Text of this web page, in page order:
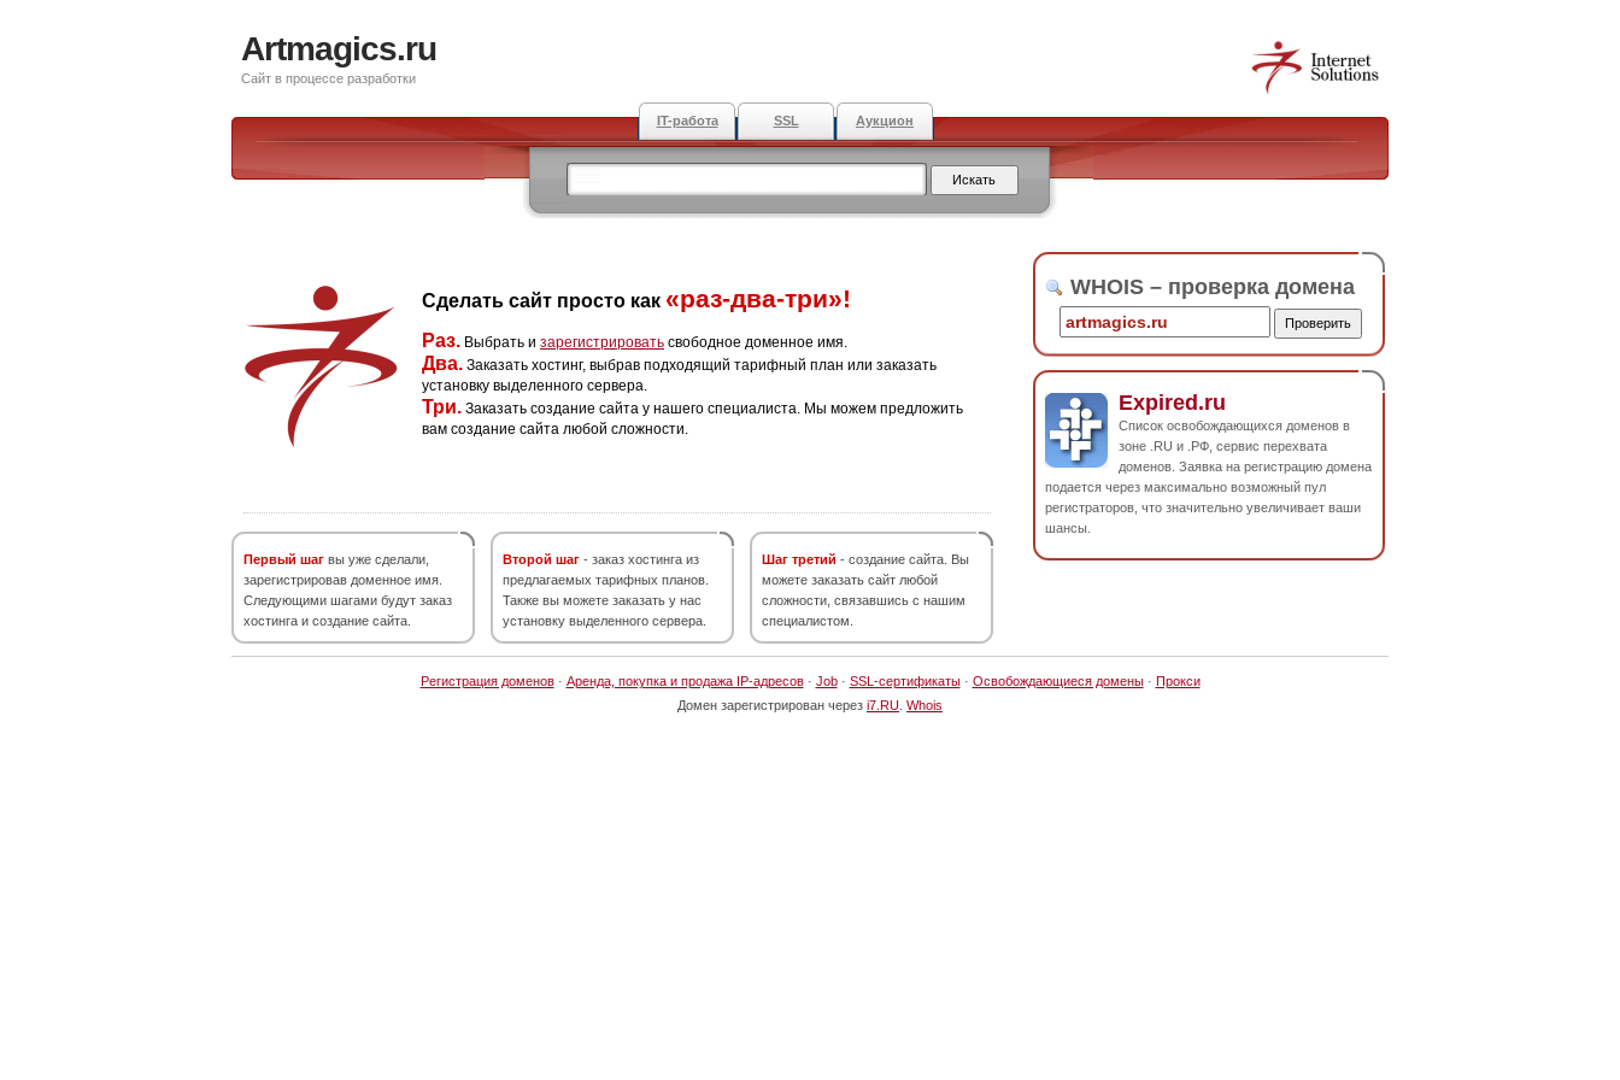
Artmagics.ru
Сайт в процессе разработки
IT-работа SSL Аукцион
Сделать сайт просто как «раз-два-три»!
Раз. Выбрать и зарегистрировать свободное доменное имя.
Два. Заказать хостинг, выбрав подходящий тарифный план или заказать
установку выделенного сервера.
Три. Заказать создание сайта у нашего специалиста. Мы можем предложить
вам создание сайта любой сложности.
Первый шаг вы уже сделали,
зарегистрировав доменное имя.
Следующими шагами будут заказ
хостинга и создание сайта.
Второй шаг - заказ хостинга из
предлагаемых тарифных планов.
Также вы можете заказать у нас
установку выделенного сервера.
Шаг третий - создание сайта. Вы
можете заказать сайт любой
сложности, связавшись с нашим
специалистом.
WHOIS – проверка домена
Expired.ru
Список освобождающихся доменов в
зоне .RU и .РФ, сервис перехвата
доменов. Заявка на регистрацию домена
подается через максимально возможный пул
регистраторов, что значительно увеличивает ваши
шансы.
Регистрация доменов· Аренда, покупка и продажа IP-адресов· Job· SSL-сертификаты· Освобождающиеся домены· Прокси
Домен зарегистрирован через i7.RU Whois